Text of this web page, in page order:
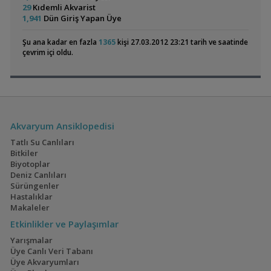
Electric Blue Acara
Geophagus Red
Head Tapajos
Mavi Melek Karides
160x60x60
Chihiros Rgb Vivid 2 Mini Shade Arıyorum
Anentome Helena (katil Salyangoz) Arıyorum
Lepistes Otu Ucretsiz / Frogbit 5 TlALTEMUR 13:20
Bolbitis Heudelotii, Trident Fern
100cm Ceraqua Firefly Armatüregedin13:02
29Kıdemli Akvarist
1,941 Dün Giriş Yapan Üye
Şu ana kadar en fazla 1365kişi 27.03.2012 23:21 tarih ve saatinde
çevrim içi oldu.
Akvaryum Ansiklopedisi
Tatlı Su Canlıları
Bitkiler
Biyotoplar
Deniz Canlıları
Sürüngenler
Hastalıklar
Makaleler
Etkinlikler ve Paylaşımlar
Yarışmalar
Üye Canlı Veri Tabanı
Üye Akvaryumları